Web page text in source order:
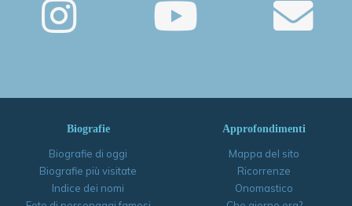
Biografie
Biografie di oggi
Biografie più visitate
Indice dei nomi
Approfondimenti
Mappa del sito
Ricorrenze
Onomastico